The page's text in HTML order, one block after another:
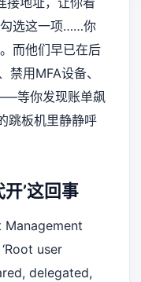
选这一项……你
而他们早已在后
用MFA设备、
等你发现账单飙
跳板机里静静呼
’这回事
Management
user
delegated,